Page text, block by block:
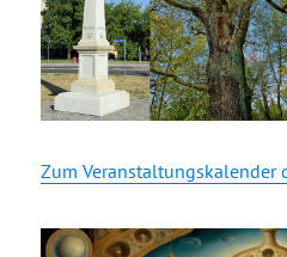
Zum Veranstaltungskalender